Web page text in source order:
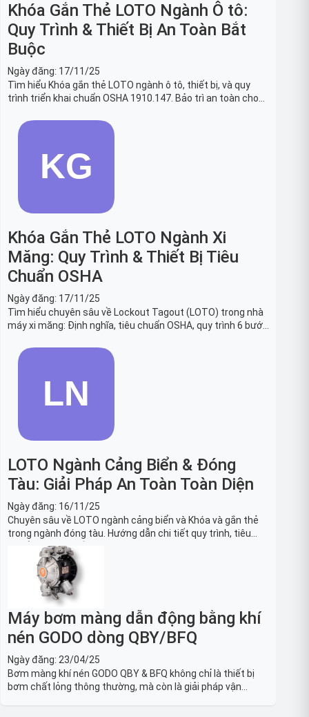
Khóa Gắn Thẻ LOTO Ngành Ô tô:
Quy Trình & Thiết Bị An Toàn Bắt
Buộc
Ngày đăng: 17/11/25
Tìm hiểu Khóa gắn thẻ LOTO ngành ô tô, thiết bị, và quy
trình triển khai chuẩn OSHA 1910.147. Bảo trì an toàn cho
Khóa Gắn Thẻ LOTO Ngành Xi
Măng: Quy Trình & Thiết Bị Tiêu
Chuẩn OSHA
Ngày đăng: 17/11/25
Tìm hiểu chuyên sâu về Lockout Tagout (LOTO) trong nhà
máy xi măng: Định nghĩa, tiêu chuẩn OSHA, quy trình 6 bước
nung, máy nghiền an toàn.
LOTO Ngành Cảng Biển & Đóng
Tàu: Giải Pháp An Toàn Toàn Diện
Ngày đăng: 16/11/25
Chuyên sâu về LOTO ngành cảng biển và Khóa và gắn thẻ
trong ngành đóng tàu. Hướng dẫn chi tiết quy trình, tiêu
chuẩn OSHA, thiết bị và Giải pháp LOTO trong công nghiệp
đóng tàu toàn diện.
Máy bơm màng dẫn động bằng khí
nén GODO dòng QBY/BFQ
Ngày đăng: 23/04/25
Bơm màng khí nén GODO QBY & BFQ không chỉ là thiết bị
bơm chất lỏng thông thường, mà còn là giải pháp vận